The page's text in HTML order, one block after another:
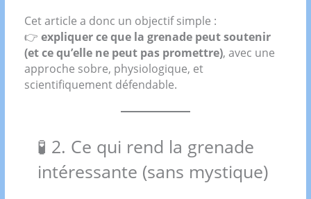
Cet article a donc un objectif simple :
👉expliquer ce que la grenade peut soutenir
(et ce qu’elle ne peut pas promettre), avec une
approche sobre, physiologique, et
scientifiquement défendable.
🧪 2. Ce qui rend la grenade
intéressante (sans mystique)